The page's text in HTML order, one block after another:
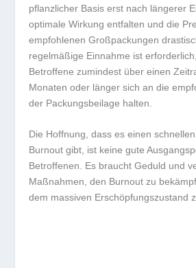
pflanzlicher Basis erst nach längerer
optimale Wirkung entfalten und die
empfohlenen Großpackungen
regelmäßige Einnahme ist
Betroffene zumindest über einen
Monaten oder länger sich an die
der Packungsbeilage halten.
Die Hoffnung, dass es einen
Burnout gibt, ist keine gute
Betroffenen. Es braucht Geduld und
Maßnahmen, den Burnout zu
dem massiven Erschöpfungszustand